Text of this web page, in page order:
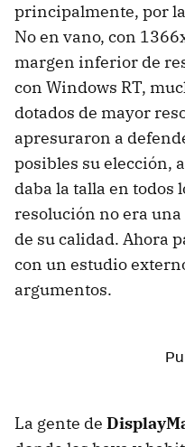
principalmente, por
No en vano, con
margen inferior de
con Windows RT,
dotados de mayor
apresuraron a
posibles su elección,
daba la talla en todos
resolución no era
de su calidad. Ahora
con un estudio
argumentos.
La gente de